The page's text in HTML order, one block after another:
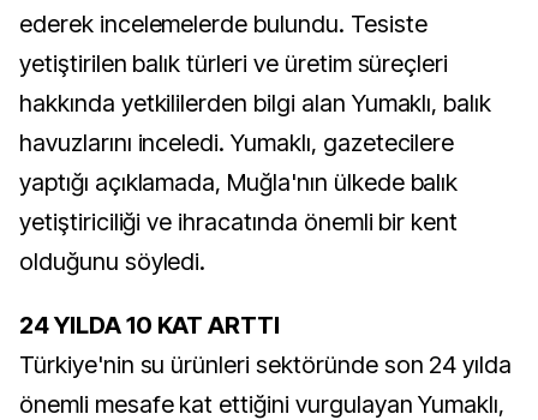
ederek incelemelerde bulundu. Tesiste
yetiştirilen balık türleri ve üretim süreçleri
hakkında yetkililerden bilgi alan Yumaklı, balık
havuzlarını inceledi. Yumaklı, gazetecilere
yaptığı açıklamada, Muğla'nın ülkede balık
yetiştiriciliği ve ihracatında önemli bir kent
olduğunu söyledi.
24 YILDA 10 KAT ARTTI
Türkiye'nin su ürünleri sektöründe son 24 yılda
önemli mesafe kat ettiğini vurgulayan Yumaklı,